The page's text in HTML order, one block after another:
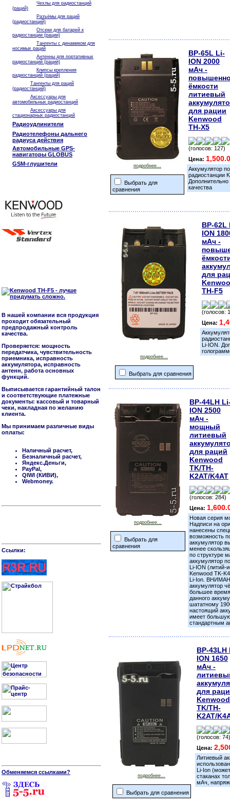
Чехлы для радиостанций
(раций)
Разъёмы для раций
(радиостанций)
Отсеки для батарей к
радиостанции (рации)
Тангенты с динамиком для
носимых раций
Антенны для портативных
радиостанций (раций)
Клипсы крепления
радиостанций (раций)
Тангенты для раций
(радиостанций)
Аксессуары для
автомобильных радиостанций
Аксессуары для
стационарных радиостанций
Радиоудлинители
Радиотелефоны дальнего
радиуса действия
Автомобильные GPS-
навигаторы GLOBUS
GSM-глушители
В нашей компании вся продукция
проходит обязательный
предпродажный контроль
качества.
Проверяется: мощность
передатчика, чувствительность
приемника, исправность
аккумулятора, исправность
антенн, работа основных
функций.
Выписывается гарантийный талон
и соответствующие платежные
документы: кассовый и товарный
чеки, накладная по желанию
клиента.
Мы принимаем различные виды
оплаты:
Наличный расчет,
Безналичный расчет,
Яндекс.Деньги,
PayPal,
QIWI (КИВИ),
Webmoney.
Cсылки:
Обменяемся ссылками?
подробнее...
Выбрать для
сравнения
BP-65L Li-
ION 2000
мАч -
ёмкости
литиевый
для рации
Kenwood
TH-X5
(голосов: 127)
Цена:
Аккумулятор
радиостанции
качества
подробнее...
Выбрать для сравнения
BP-62L
ION
мАч -
для
TH-F5
(голосов:
Цена:
Li-ION.
подробнее...
Выбрать для
сравнения
BP-44LH
ION 2500
мАч -
мощный
литиевый
для раций
Kenwood
TK/TH-
K2AT/K4AT
(голосов: 284)
Цена:
Новая серия
Надписи на
нанесены
возможность
аккумулятор
менее
по структуре
аккумулятор
Li-ION (литий-
Kenwood TK-
Li-Ion.
аккумулятор
большее
данного
шататному
настоящий
имеет
стандартным
подробнее...
Выбрать для сравнения
BP-43LH
ION 1650
мАч -
для
Kenwood
TK/TH-
K2AT/
(голосов: 74)
Цена:
Литиевый
Li-Ion
стаканах
мАч,